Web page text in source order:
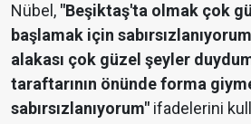
Nübel, "Beşiktaş'ta olmak çok
başlamak için
alakası çok güzel şeyler
taraftarının önünde forma
sabırsızlanıyorum" ifadelerini